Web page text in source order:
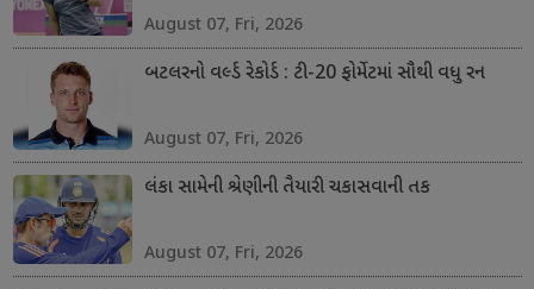
August 07, Fri, 2026
બટલરનો વર્લ્ડ રેકોર્ડ : ટી-20 ફોર્મેટમાં સૌથી વધુ રન
August 07, Fri, 2026
લંકા સામેની શ્રેણીની તૈયારી ચકાસવાની તક
August 07, Fri, 2026